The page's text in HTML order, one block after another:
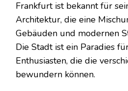
Frankfurt ist bekannt für
Architektur, die eine
Gebäuden und modernen
Die Stadt ist ein Paradies
Enthusiasten, die die
bewundern können.